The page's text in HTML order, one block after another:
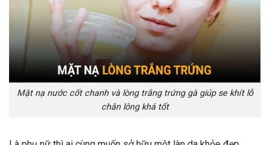
Mặt nạ nước cốt chanh và lòng trắng trứng gà giúp se khít lỗ
chân lông khá tốt